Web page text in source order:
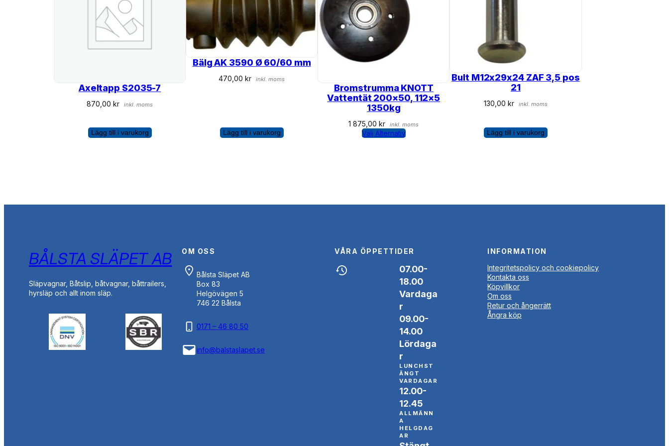
Axeltapp S2035-7
870,00kr inkl. moms
Lägg till i varukorg
Bälg AK 3590 Ø 60/60 mm
470,00kr inkl. moms
Lägg till i varukorg
Bromstrumma KNOTT
Vattentät 200×50, 112×5
1350kg
1 875,00kr inkl. moms
Välj Alternativ
Bult M12x29x24 ZAF 3,5 pos
21
130,00 kr inkl. moms
Lägg till i varukorg
BÅLSTA SLÄPET AB
Släpvagnar, Båtslip, båtvagnar, båttrailers,
hyrsläp och allt inom släp.
OM OSS
Bålsta Släpet AB
Box 83
Helgövägen 5
746 22 Bålsta
0171 – 46 80 50
info@balstaslapet.se
VÅRA ÖPPETTIDER
07.00-
18.00
Vardaga
r
09.00-
14.00
Lördaga
r
LUNCHST
ÄNGT
VARDAGAR
12.00-
12.45
ALLMÄNN
A
HELGDAG
AR
INFORMATION
Integritetspolicy och cookiepolicy
Kontakta oss
Köpvillkor
Om oss
Retur och ångerrätt
Ångra köp